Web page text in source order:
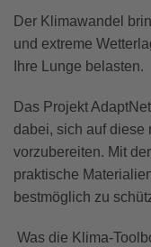
Der Klimawandel
und extreme
Ihre Lunge belasten.
Das Projekt
dabei, sich auf diese
vorzubereiten. Mit
praktische
bestmöglich zu
Was die Klima-